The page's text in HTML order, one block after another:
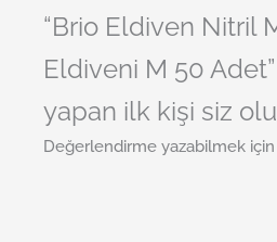
“Brio Eldiven Nitril
Eldiveni M 50
yapan ilk kişi siz
Değerlendirme yazabilmek için